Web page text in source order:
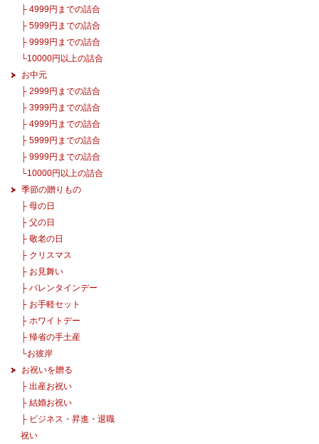
├ 4999円までの詰合
├ 5999円までの詰合
├ 9999円までの詰合
└10000円以上の詰合
お中元
├ 2999円までの詰合
├ 3999円までの詰合
├ 4999円までの詰合
├ 5999円までの詰合
├ 9999円までの詰合
└10000円以上の詰合
季節の贈りもの
├ 母の日
├ 父の日
├ 敬老の日
├ クリスマス
├ お見舞い
├ バレンタインデー
├ お手軽セット
├ ホワイトデー
├ 帰省の手土産
└お彼岸
お祝いを贈る
├ 出産お祝い
├ 結婚お祝い
├ ビジネス・昇進・退職
祝い